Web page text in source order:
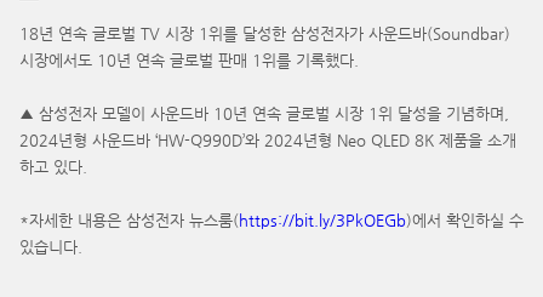
18년 연속 글로벌 TV 시장 1위를 달성한 삼성전자가 사운드바(Soundbar)
시장에서도 10년 연속 글로벌 판매 1위를 기록했다.
▲ 삼성전자 모델이 사운드바 10년 연속 글로벌 시장 1위 달성을 기념하며,
2024년형 사운드바 ‘HW-Q990D’와 2024년형 Neo QLED 8K 제품을 소개
하고 있다.
*자세한 내용은 삼성전자 뉴스룸(https://bit.ly/3PkOEGb)에서 확인하실 수
있습니다.